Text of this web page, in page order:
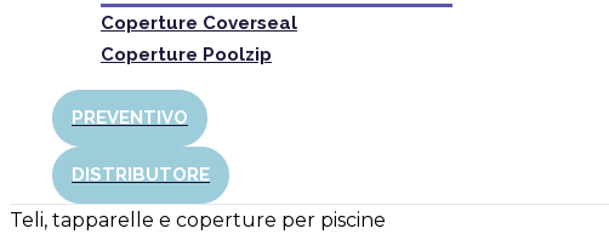
Coperture Coverseal
Coperture Poolzip
PREVENTIVO
DISTRIBUTORE
Teli, tapparelle e coperture per piscine